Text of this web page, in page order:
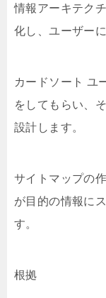
情報アーキテク
化し、ユーザー
カードソート ユ
をしてもらい、
設計します。
サイトマップの
が目的の情報に
す。
根拠